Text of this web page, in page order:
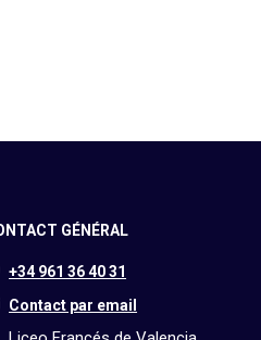
GÉNÉRAL
+34 961 36 40 31
Contact par email